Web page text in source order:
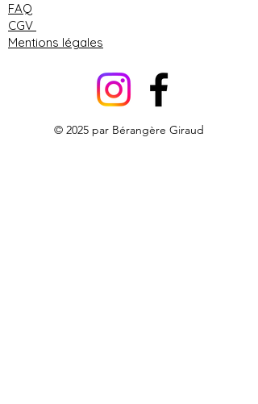
FAQ
CGV
Mentions légales
© 2025 par Bérangère Giraud